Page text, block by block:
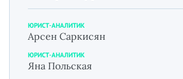
ЮРИСТ-АНАЛИТИК
Арсен Саркисян
ЮРИСТ-АНАЛИТИК
Яна Польская